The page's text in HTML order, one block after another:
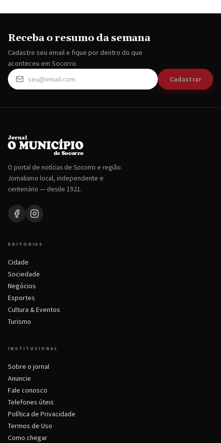
Receba o resumo da semana
Cadastre seu email e fique por dentro do que
aconteceu em Socorro.
Cadastrar
O portal de notícias de Socorro e região.
Jornalismo local, independente e
centenário — desde 1921.
EDITORIAS
Cidade
Sociedade
Negócios
Esportes
Cultura & Eventos
Turismo
INSTITUCIONAL
Sobre o jornal
Anuncie
Fale conosco
Telefones úteis
Política de Privacidade
Termos de Uso
Como chegar